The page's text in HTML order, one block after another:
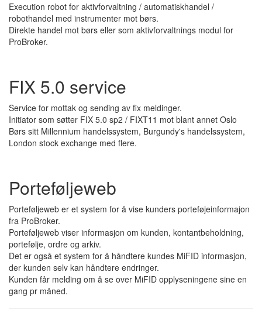
Execution robot for aktivforvaltning / automatiskhandel /
robothandel med instrumenter mot børs.
Direkte handel mot børs eller som aktivforvaltnings modul for
ProBroker.
FIX 5.0 service
Service for mottak og sending av fix meldinger.
Initiator som søtter FIX 5.0 sp2 / FIXT11 mot blant annet Oslo
Børs sitt Millennium handelssystem, Burgundy's handelssystem,
London stock exchange med flere.
Porteføljeweb
Porteføljeweb er et system for å vise kunders porteføjeinformajon
fra ProBroker.
Porteføljeweb viser informasjon om kunden, kontantbeholdning,
portefølje, ordre og arkiv.
Det er også et system for å håndtere kundes MiFID informasjon,
der kunden selv kan håndtere endringer.
Kunden får melding om å se over MiFID opplyseningene sine en
gang pr måned.